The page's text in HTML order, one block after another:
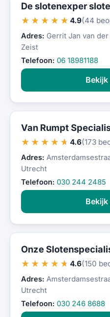
De slotenexper
★★★★★ 4.9(44
Adres: Gerrit Jan van der
Zeist
Telefoon: 06 18981188
Van Rumpt
★★★★★ 4.6(173
Adres:
Utrecht
Telefoon: 030 244 2485
Onze
★★★★★ 4.6(150
Adres:
Utrecht
Telefoon: 030 246 8688